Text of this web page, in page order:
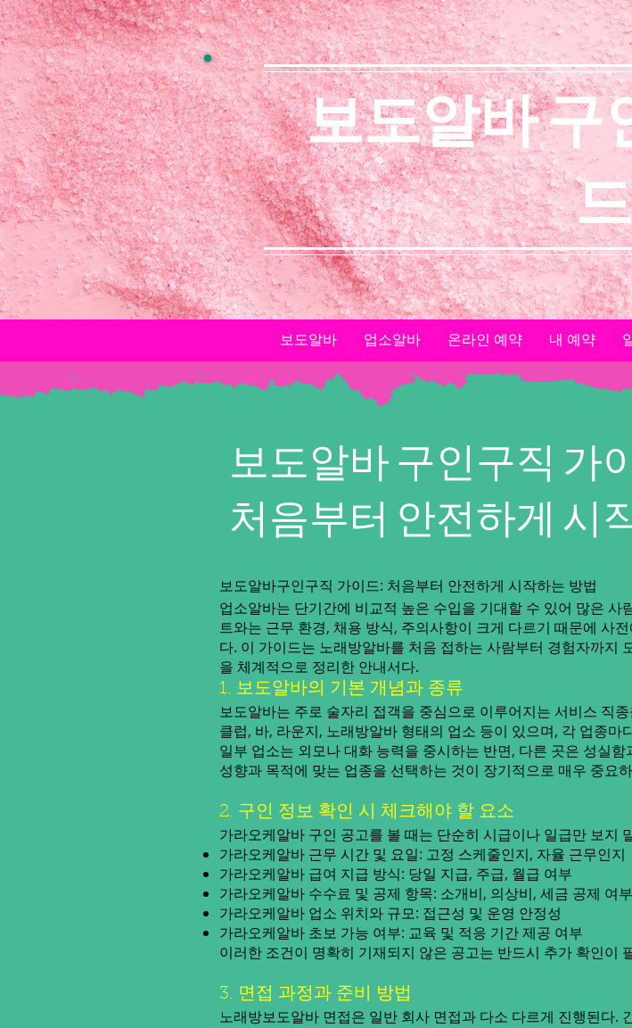
보도알바 구
드
보도알바 업소알바 온라인 예약 내 예약
보도알바 구인구직 가
처음부터 안전하게 시
보도알바구인구직 가이드: 처음부터 안전하게 시작하는 방법
업소알바는 단기간에 비교적 높은 수입을 기대할 수 있어 많은
트와는 근무 환경, 채용 방식, 주의사항이 크게 다르기 때문에 사
다. 이 가이드는 노래방알바를 처음 접하는 사람부터 경험자까지
을 체계적으로 정리한 안내서다.
1. 보도알바의 기본 개념과 종류
보도알바는 주로 술자리 접객을 중심으로 이루어지는 서비스 직
클럽, 바, 라운지, 노래방알바 형태의 업소 등이 있으며, 각 업종
일부 업소는 외모나 대화 능력을 중시하는 반면, 다른 곳은 성실
성향과 목적에 맞는 업종을 선택하는 것이 장기적으로 매우 중요
2. 구인 정보 확인 시 체크해야 할 요소
가라오케알바 구인 공고를 볼 때는 단순히 시급이나 일급만 보지
가라오케알바 근무 시간 및 요일: 고정 스케줄인지, 자율 근무인지
가라오케알바 급여 지급 방식: 당일 지급, 주급, 월급 여부
가라오케알바 수수료 및 공제 항목: 소개비, 의상비, 세금 공제 여부
가라오케알바 업소 위치와 규모: 접근성 및 운영 안정성
가라오케알바 초보 가능 여부: 교육 및 적응 기간 제공 여부
이러한 조건이 명확히 기재되지 않은 공고는 반드시 추가 확인이
3. 면접 과정과 준비 방법
노래방보도알바 면접은 일반 회사 면접과 다소 다르게 진행된다.